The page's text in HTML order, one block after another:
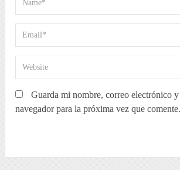
Guarda mi nombre, correo electrónico
navegador para la próxima vez que comente.